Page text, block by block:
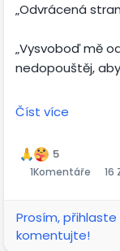
„Odvrácená
„Vysvoboď mě
nedopouštěj,
Král David
pravil: ‚Týž
touto věcí
nevěrností,
39:9). Pojďme se
Číst více
5
1Komentáře 16
Prosím,
komentujte!